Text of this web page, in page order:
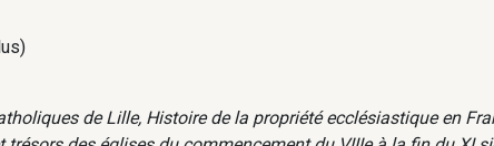
de Lille, Histoire de la propriété ecclésiastique en